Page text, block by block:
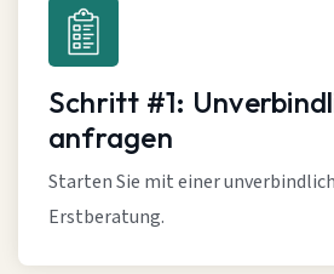
Schritt #1:
anfragen
Starten Sie mit einer
Erstberatung.